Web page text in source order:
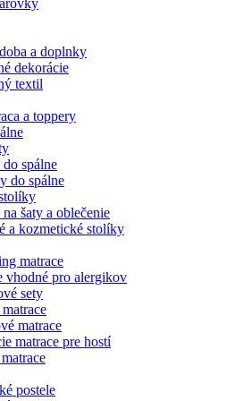
a doplnky
dekorácie
textil
a toppery
spálne
do spálne
šaty a oblečenie
a kozmetické stolíky
matrace
vhodné pro alergikov
sety
matrace
matrace pre hostí
postele